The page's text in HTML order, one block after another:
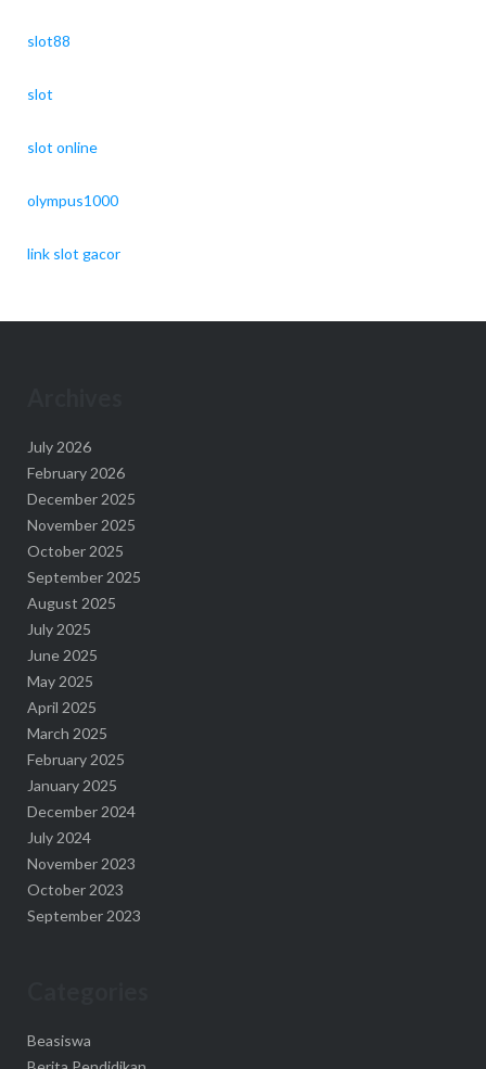
slot88
slot
slot online
olympus1000
link slot gacor
July 2026
February 2026
December 2025
November 2025
October 2025
September 2025
August 2025
July 2025
June 2025
May 2025
April 2025
March 2025
February 2025
January 2025
December 2024
July 2024
November 2023
October 2023
September 2023
Beasiswa